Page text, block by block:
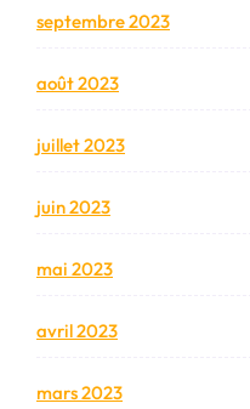
septembre 2023
août 2023
juillet 2023
juin 2023
mai 2023
avril 2023
mars 2023